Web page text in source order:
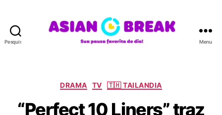
Pesquisar
A
B
Menu
C
t
DRAMA TV 🇹🇭 TAILANDIA
“Perfect 10 Liners” traz